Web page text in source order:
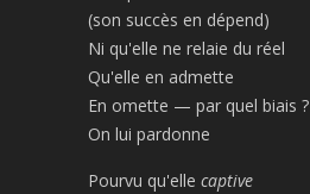
(son succès en dépend)
Ni qu'elle ne relaie du réel
Qu'elle en admette
En omette — par quel biais ?
On lui pardonne
Pourvu qu'elle captive